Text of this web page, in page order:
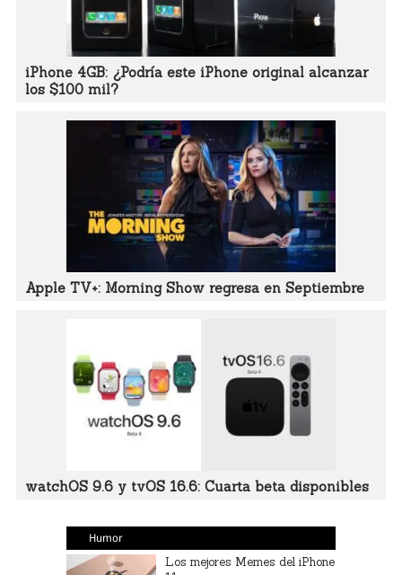
iPhone 4GB: ¿Podría este iPhone original alcanzar
los $100 mil?
Apple TV+: Morning Show regresa en Septiembre
watchOS 9.6 y tvOS 16.6: Cuarta beta disponibles
Humor
Los mejores Memes del iPhone